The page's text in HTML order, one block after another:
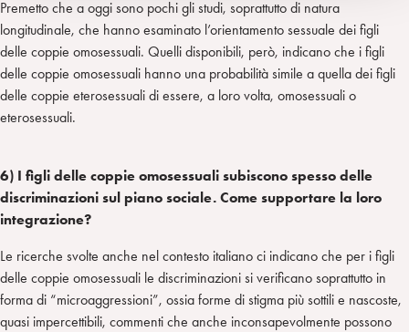
Premetto che a oggi sono pochi gli studi, soprattutto di natura
longitudinale, che hanno esaminato l’orientamento sessuale dei figli
delle coppie omosessuali. Quelli disponibili, però, indicano che i figli
delle coppie omosessuali hanno una probabilità simile a quella dei figli
delle coppie eterosessuali di essere, a loro volta, omosessuali o
eterosessuali.
6) I figli delle coppie omosessuali subiscono spesso delle
discriminazioni sul piano sociale. Come supportare la loro
integrazione?
Le ricerche svolte anche nel contesto italiano ci indicano che per i figli
delle coppie omosessuali le discriminazioni si verificano soprattutto in
forma di “microaggressioni”, ossia forme di stigma più sottili e nascoste,
quasi impercettibili, commenti che anche inconsapevolmente possono